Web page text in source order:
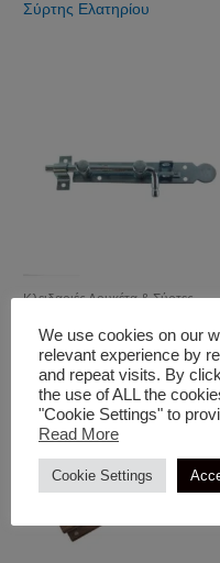
Σύρτης Ελατηρίου
Κλειδαριές Λουκέτα & Σύρτες
We use cookies on our
relevant experience by
and repeat visits. By
the use of ALL the
"Cookie Settings" to
Read More
Cookie Settings